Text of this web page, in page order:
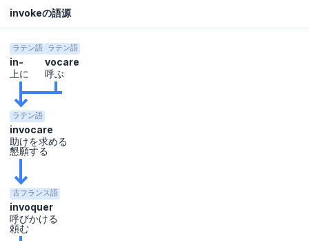
invokeの語源
古フランス語
invoquer
呼びかける
頼む
ラテン語
invocare
助けを求める
懇願する
ラテン語
in-
上に
ラテン語
vocare
呼ぶ